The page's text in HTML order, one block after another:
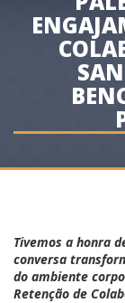
Tivemos a honra
conversa
do ambiente
Retenção de